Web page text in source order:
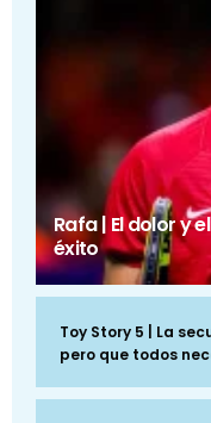
Rafa | El dolor y
éxito
Toy Story 5 | La
pero que todos